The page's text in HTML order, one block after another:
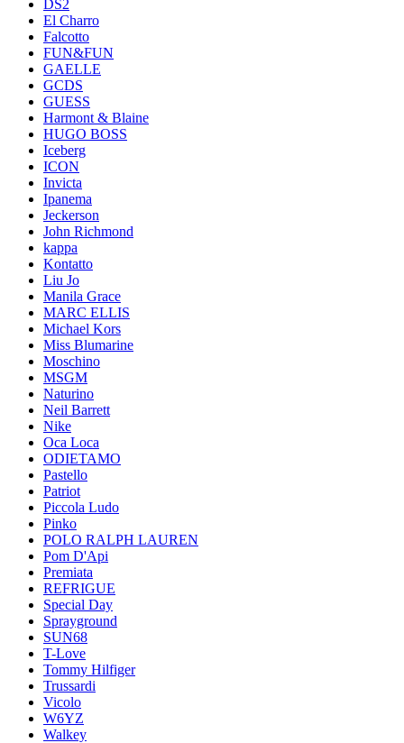
DS2
El Charro
Falcotto
FUN&FUN
GAELLE
GCDS
GUESS
Harmont & Blaine
HUGO BOSS
Iceberg
ICON
Invicta
Ipanema
Jeckerson
John Richmond
kappa
Kontatto
Liu Jo
Manila Grace
MARC ELLIS
Michael Kors
Miss Blumarine
Moschino
MSGM
Naturino
Neil Barrett
Nike
Oca Loca
ODIETAMO
Pastello
Patriot
Piccola Ludo
Pinko
POLO RALPH LAUREN
Pom D'Api
Premiata
REFRIGUE
Special Day
Sprayground
SUN68
T-Love
Tommy Hilfiger
Trussardi
Vicolo
W6YZ
Walkey